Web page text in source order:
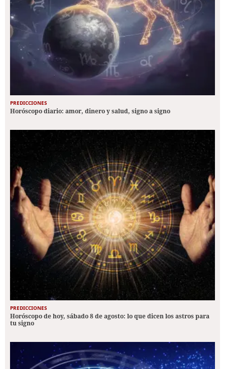
PREDICCIONES
Horóscopo diario: amor, dinero y salud, signo a signo
PREDICCIONES
Horóscopo de hoy, sábado 8 de agosto: lo que dicen los astros para
tu signo